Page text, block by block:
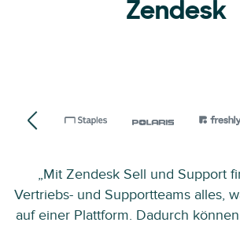
Zendesk
„Mit Zendesk Sell und Support
Vertriebs- und Supportteams alles,
auf einer Plattform. Dadurch